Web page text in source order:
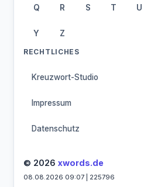
Q R S T U
Y Z
RECHTLICHES
Kreuzwort-Studio
Impressum
Datenschutz
© 2026 xwords.de
08.08.2026 09:07 | 225796